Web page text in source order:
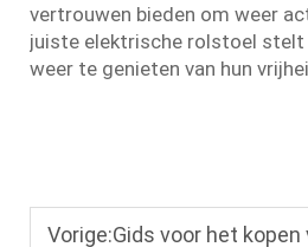
vertrouwen bieden om weer
juiste elektrische rolstoel
weer te genieten van hun
Vorige:Gids voor het kopen van elektrische rolstoelen voor